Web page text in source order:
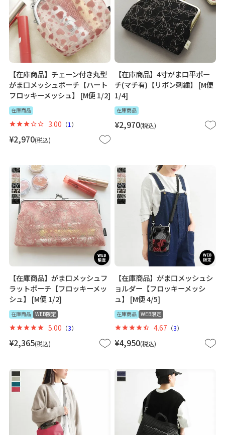
【在庫商品】チェーン付き丸型
がま口メッシュポーチ【ハート
フロッキーメッシュ】 [M便 1/2]
在庫商品
¥2,970 税込
3.00 （1 ）
【在庫商品】4寸がま口平ポー
チ(マチ有)【リボン刺繍】 [M便
1/4]
在庫商品
¥2,970 税込
【在庫商品】がま口メッシュフ
ラットポーチ【フロッキーメッ
シュ】 [M便 1/2]
在庫商品 WEB限定
¥2,365 税込
5.00 （3）
【在庫商品】がま口メッシュシ
ョルダー【フロッキーメッシ
ュ】 [M便 4/5]
在庫商品 WEB限定
¥4,950 税込
4.67 （3）